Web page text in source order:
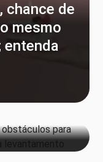
chance de
mesmo
entenda
aplicar lei